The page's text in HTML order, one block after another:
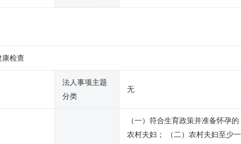
检查
法人事项主题
分类
无
（一）符合生育政策并准备怀孕的
农村夫妇； （二）农村夫妇至少一